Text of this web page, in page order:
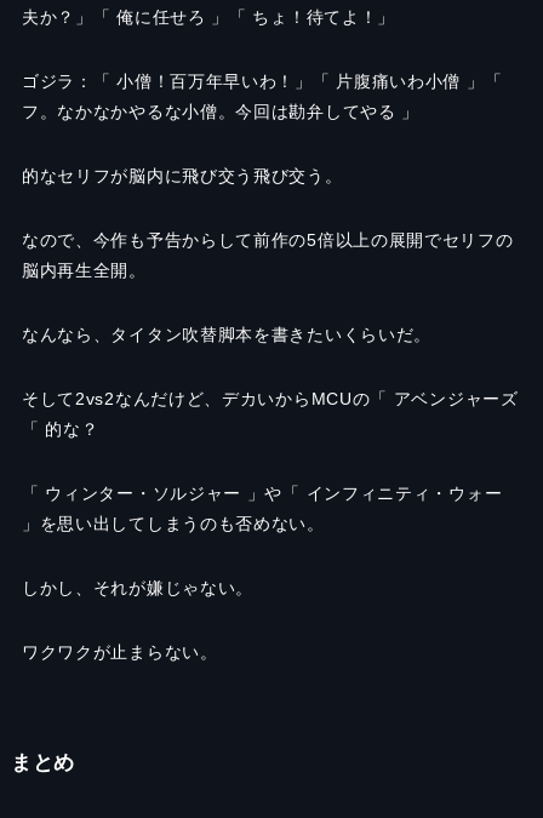
夫か？」「 俺に任せろ 」「 ちょ！待てよ！」
ゴジラ：「 小僧！百万年早いわ！」「 片腹痛いわ小僧 」「
フ。なかなかやるな小僧。今回は勘弁してやる 」
的なセリフが脳内に飛び交う飛び交う。
なので、今作も予告からして前作の5倍以上の展開でセリフの
脳内再生全開。
なんなら、タイタン吹替脚本を書きたいくらいだ。
そして2vs2なんだけど、デカいからMCUの「 アベンジャーズ
「 的な？
「 ウィンター・ソルジャー 」や「 インフィニティ・ウォー
」を思い出してしまうのも否めない。
しかし、それが嫌じゃない。
ワクワクが止まらない。
まとめ